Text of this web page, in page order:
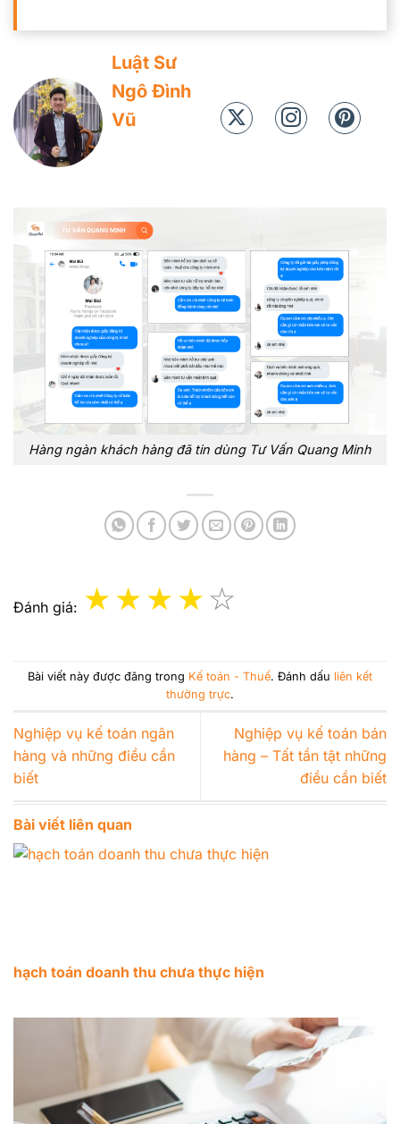
Luật Sư
Ngô Đình
Vũ
Hàng ngàn khách hàng đã tin dùng Tư Vấn Quang Minh
Đánh giá:
Bài viết này được đăng trong Kế toán - Thuế. Đánh dấu liên kết
thường trực.
Nghiệp vụ kế toán ngân
hàng và những điều cần
biết
Nghiệp vụ kế toán bán
hàng – Tất tần tật những
điều cần biết
Bài viết liên quan
hạch toán doanh thu chưa thực hiện